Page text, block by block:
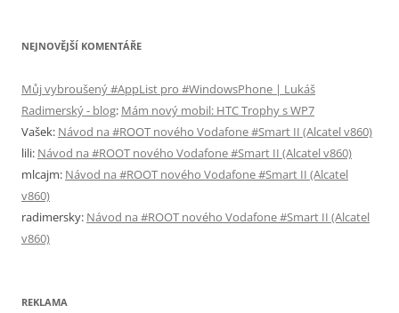
NEJNOVĚJŠÍ KOMENTÁŘE
Můj vybroušený #AppList pro #WindowsPhone | Lukáš
Radimerský - blog: Mám nový mobil: HTC Trophy s WP7
Vašek: Návod na #ROOT nového Vodafone #Smart II (Alcatel v860)
lili: Návod na #ROOT nového Vodafone #Smart II (Alcatel v860)
mlcajm: Návod na #ROOT nového Vodafone #Smart II (Alcatel
v860)
radimersky: Návod na #ROOT nového Vodafone #Smart II (Alcatel
v860)
REKLAMA